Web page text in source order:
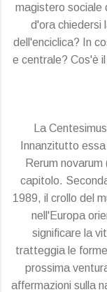
magistero sociale
d'ora chiedersi
dell'enciclica? In
e centrale? Cos'è
La
Innanzitutto
Rerum
capitolo.
1989, il crollo del
nell'Europa
significare la
tratteggia le
prossima
affermazioni sulla